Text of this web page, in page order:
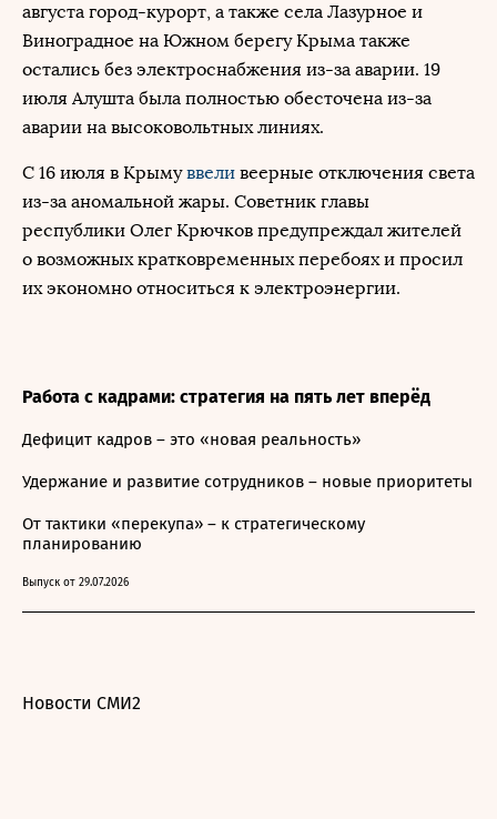
августа город-курорт, а также села Лазурное и
Виноградное на Южном берегу Крыма также
остались без электроснабжения из-за аварии. 19
июля Алушта была полностью обесточена из-за
аварии на высоковольтных линиях.
С 16 июля в Крымуввели веерные отключения света
из-за аномальной жары. Советник главы
республики Олег Крючков предупреждал жителей
о возможных кратковременных перебоях и просил
их экономно относиться к электроэнергии.
Работа с кадрами: стратегия на пять лет вперёд
Дефицит кадров – это «новая реальность»
Удержание и развитие сотрудников – новые приоритеты
От тактики «перекупа» – к стратегическому
планированию
Выпуск от 29.07.2026
Новости СМИ2